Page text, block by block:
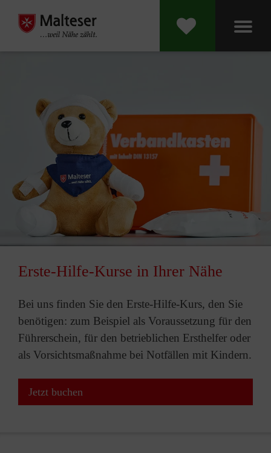
Erste-Hilfe-Kurse in Ihrer Nähe
Bei uns finden Sie den Erste-Hilfe-Kurs, den Sie
benötigen: zum Beispiel als Voraussetzung für den
Führerschein, für den betrieblichen Ersthelfer oder
als Vorsichtsmaßnahme bei Notfällen mit Kindern.
Jetzt buchen